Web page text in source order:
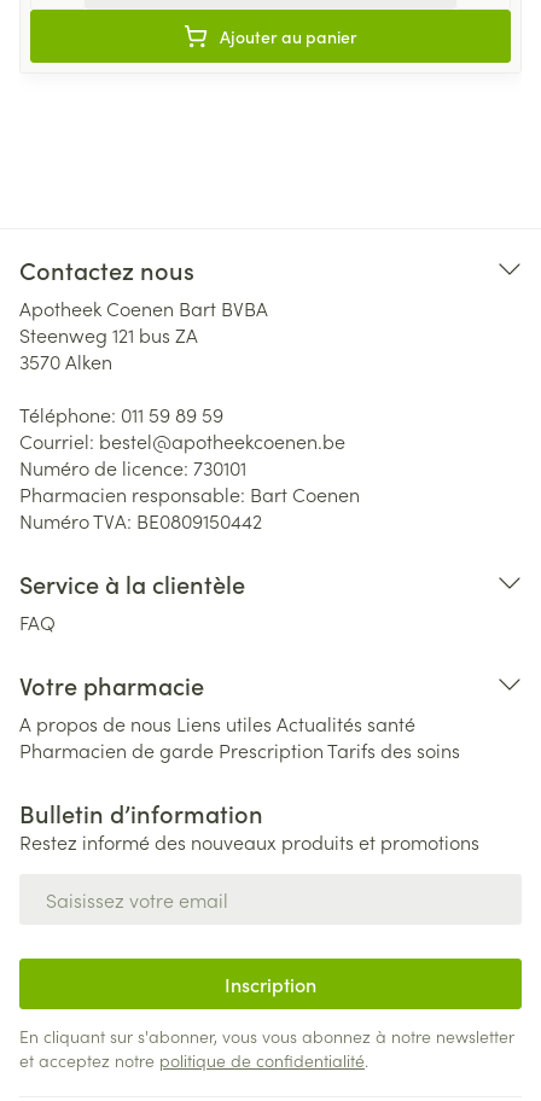
Ajouter au panier
Contactez nous
Apotheek Coenen Bart BVBA
Steenweg 121 bus ZA
3570Alken
Téléphone: 011 59 89 59
Courriel: bestel@apotheekcoenen.be
Numéro de licence: 730101
Pharmacien responsable: Bart Coenen
Numéro TVA: BE0809150442
Service à la clientèle
FAQ
Votre pharmacie
A propos de nous Liens utiles Actualités santé
Pharmacien de garde PrescriptionTarifs des soins
Bulletin d’information
Restez informé des nouveaux produits et promotions
Inscription
En cliquant sur s'abonner, vous vous abonnez à notre newsletter
et acceptez notre politique de confidentialité.